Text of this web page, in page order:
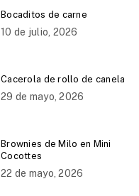
Bocaditos de carne
10 de julio, 2026
Cacerola de rollo de canela
29 de mayo, 2026
Brownies de Milo en Mini
Cocottes
22 de mayo, 2026